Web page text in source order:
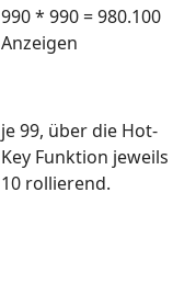
990 * 990 = 980.100
Anzeigen
je 99, über die Hot-
Key Funktion jeweils
10 rollierend.